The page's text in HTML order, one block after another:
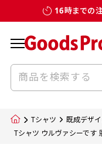
16時までの
Tシャツ 既成デザ
Tシャツ ウルヴァシーです
お客様からの
する場合
入稿いただく
のデータとさ
デザイン変更な
ルで製品デザイ
指します。当グ
のぼり旗のデザ
のぼり旗のデザ
上側にポールを
既製品のサイズ
お客様オリジナ
につきましては
既製品のサイズ
お客様オリジナ
につきましては
一般的にはチチ
ポールに通す際
が左右どちらで
のぼり旗のチチ
一般的にはチチ
ポールに通す際
が左右どちらで
補強縫製って
補強縫製とはヒ
をあげるために
の影響を受けや
スリット
スリット（切り
疑似的にのれん
法です。